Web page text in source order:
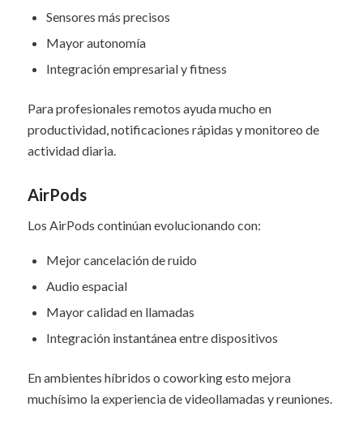
Sensores más precisos
Mayor autonomía
Integración empresarial y fitness
Para profesionales remotos ayuda mucho en
productividad, notificaciones rápidas y monitoreo de
actividad diaria.
AirPods
Los AirPods continúan evolucionando con:
Mejor cancelación de ruido
Audio espacial
Mayor calidad en llamadas
Integración instantánea entre dispositivos
En ambientes híbridos o coworking esto mejora
muchísimo la experiencia de videollamadas y reuniones.